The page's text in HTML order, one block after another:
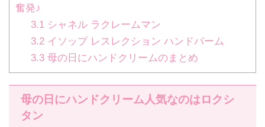
奮発♪
3.1シャネル ラクレームマン
3.2イソップ レスレクション ハンドバーム
3.3母の日にハンドクリームのまとめ
母の日にハンドクリーム人気なのはロクシ
タン